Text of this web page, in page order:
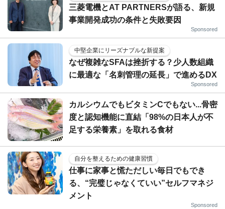
三菱電機とAT PARTNERSが語る、新規
事業開発成功の条件と失敗要因
Sponsored
中堅企業にリーズナブルな新提案
なぜ複雑なSFAは挫折する？少人数組織
に最適な「名刺管理の延長」で進めるDX
Sponsored
カルシウムでもビタミンCでもない...骨密
度と認知機能に直結「98%の日本人が不
足する栄養素」を取れる食材
自分を整えるための健康習慣
仕事に家事と慌ただしい毎日でもでき
る、“完璧じゃなくていい”セルフマネジ
メント
Sponsored